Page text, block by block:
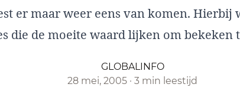
er maar weer eens van komen. Hierbij
die de moeite waard lijken om bekeken
GLOBALINFO
28 mei, 2005 · 3 min leestijd